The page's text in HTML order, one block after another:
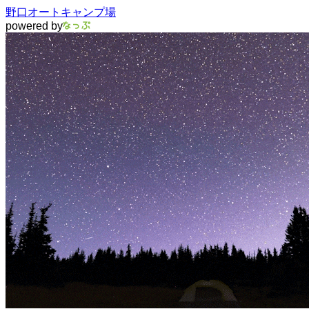
野口オートキャンプ場
powered by